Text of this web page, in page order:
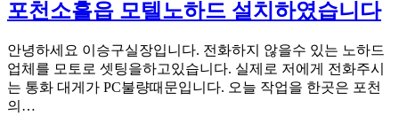
포천소흘읍 모텔노하드 설치하였습니다
안녕하세요 이승구실장입니다. 전화하지 않을수 있는 노하드
업체를 모토로 셋팅을하고있습니다. 실제로 저에게 전화주시
는 통화 대게가 PC불량때문입니다. 오늘 작업을 한곳은 포천
의…